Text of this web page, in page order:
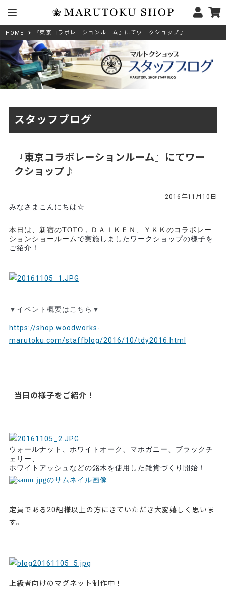
HOME 『東京コラボレーションルーム』にてワークショップ♪
スタッフブログ
『東京コラボレーションルーム』にてワー
クショップ♪
2016年11月10日
みなさまこんにちは☆
本日は、新宿のTOTO ，ＤＡＩＫＥＮ、ＹＫＫのコラボレー
ションショールーム で実施しましたワークショップの様子を
ご紹介！
▼イベント概要はこちら▼
https://shop.woodworks-
marutoku.com/staffblog/2016/10/tdy2016.html
当日の様子をご紹介！
ウォールナット、ホワイトオーク、マホガニー、ブラックチ
ェリー、
ホワイトアッシュなどの銘木を使用した雑貨づくり開始！
定員である 20組様以上の方にきていただき大変嬉しく思いま
す。
上級者向けのマグネット制作中！